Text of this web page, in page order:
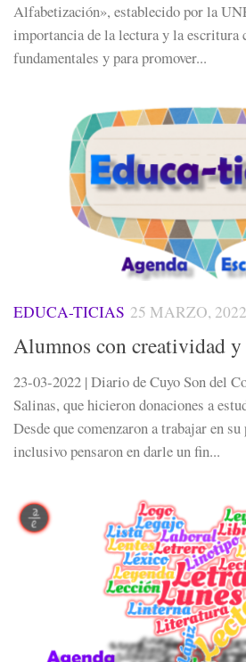
Alfabetización», establecido por la
importancia de la lectura y la escritura
fundamentales y para promover...
EDUCA-TICIAS 25 MARZO, 2022
Alumnos con creatividad
23-03-2022 | Diario de Cuyo Son del
Salinas, que hicieron donaciones a
Desde que comenzaron a trabajar en
inclusivo pensaron en darle un fin...